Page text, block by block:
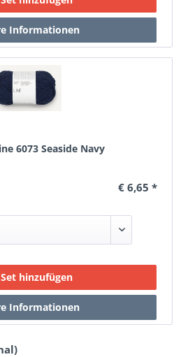
6073 Seaside Navy
€ 6,65 *